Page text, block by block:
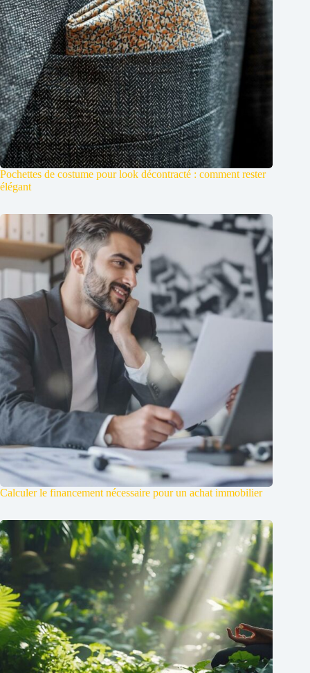
Pochettes de costume pour look décontracté : comment rester
élégant
Calculer le financement nécessaire pour un achat immobilier